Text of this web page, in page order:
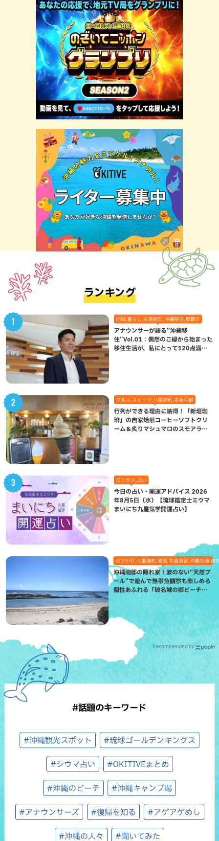
ランキング
地域,暮らし,本島南部,沖縄移住,那覇市
アナウンサーが語る”沖縄移
住”Vol.01：偶然のご縁から始まった
移住生活が、私にとって120点満点
グルメ,スイーツ,八重瀬町,本島南部
行列ができる理由に納得！「新垣珈
琲」の自家焙煎コーヒーソフトクリ
ーム＆炙りマシュマロのスモアラテ
エンタメ,占い
今日の占い・開運アドバイス 2026
年8月5日（水）【琉球鑑定士ミウマ
まいにち九星気学開運占い】
おでかけ,八重瀬町,地域,本島南部,沖縄の海,自
沖縄南部の隠れ家！波のない“天然プ
ール”で遊んで熱帯魚観察も楽しめる
個性あふれる「玻名城の郷ビーチ」
（八重瀬町）
Recommended by
#話題のキーワード
#沖縄観光スポット #琉球ゴールデンキングス
#シウマ占い #OKITIVEまとめ
#沖縄のビーチ #沖縄キャンプ場
#アナウンサーズ #復帰を知る #アゲアゲめし
#沖縄の人々 #聞いてみた